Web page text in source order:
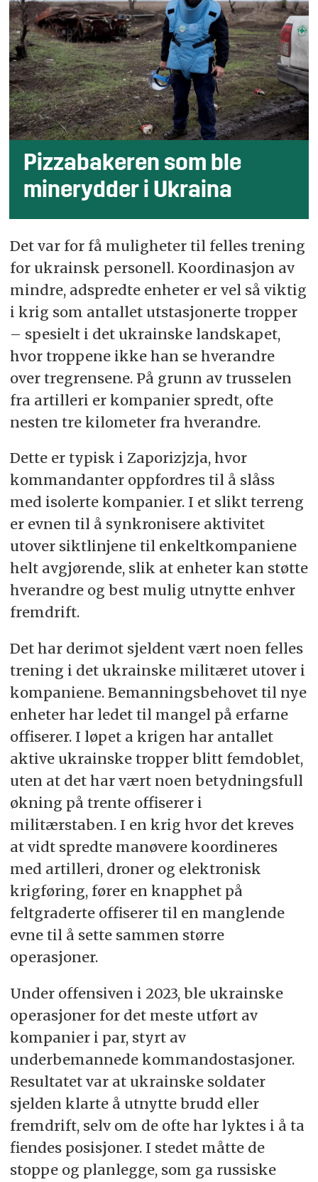
Pizzabakeren som ble
minerydder i Ukraina
Det var for få muligheter til felles trening
for ukrainsk personell. Koordinasjon av
mindre, adspredte enheter er vel så viktig
i krig som antallet utstasjonerte tropper
– spesielt i det ukrainske landskapet,
hvor troppene ikke han se hverandre
over tregrensene. På grunn av trusselen
fra artilleri er kompanier spredt, ofte
nesten tre kilometer fra hverandre.
Dette er typisk i Zaporizjzja, hvor
kommandanter oppfordres til å slåss
med isolerte kompanier. I et slikt terreng
er evnen til å synkronisere aktivitet
utover siktlinjene til enkeltkompaniene
helt avgjørende, slik at enheter kan støtte
hverandre og best mulig utnytte enhver
fremdrift.
Det har derimot sjeldent vært noen felles
trening i det ukrainske militæret utover i
kompaniene. Bemanningsbehovet til nye
enheter har ledet til mangel på erfarne
offiserer. I løpet a krigen har antallet
aktive ukrainske tropper blitt femdoblet,
uten at det har vært noen betydningsfull
økning på trente offiserer i
militærstaben. I en krig hvor det kreves
at vidt spredte manøvere koordineres
med artilleri, droner og elektronisk
krigføring, fører en knapphet på
feltgraderte offiserer til en manglende
evne til å sette sammen større
operasjoner.
Under offensiven i 2023, ble ukrainske
operasjoner for det meste utført av
kompanier i par, styrt av
underbemannede kommandostasjoner.
Resultatet var at ukrainske soldater
sjelden klarte å utnytte brudd eller
fremdrift, selv om de ofte har lyktes i å ta
fiendes posisjoner. I stedet måtte de
stoppe og planlegge, som ga russiske